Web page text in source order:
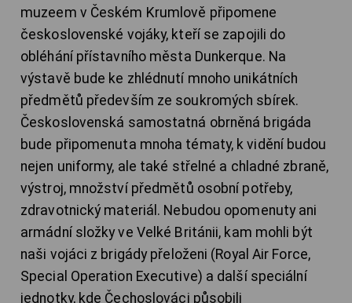
muzeem v Českém Krumlově připomene
československé vojáky, kteří se zapojili do
obléhání přístavního města Dunkerque. Na
výstavě bude ke zhlédnutí mnoho unikátních
předmětů především ze soukromých sbírek.
Československá samostatná obrněná brigáda
bude připomenuta mnoha tématy, k vidění budou
nejen uniformy, ale také střelné a chladné zbraně,
výstroj, množství předmětů osobní potřeby,
zdravotnický materiál. Nebudou opomenuty ani
armádní složky ve Velké Británii, kam mohli být
naši vojáci z brigády přeloženi (Royal Air Force,
Special Operation Executive) a další speciální
jednotky, kde Čechoslováci působili